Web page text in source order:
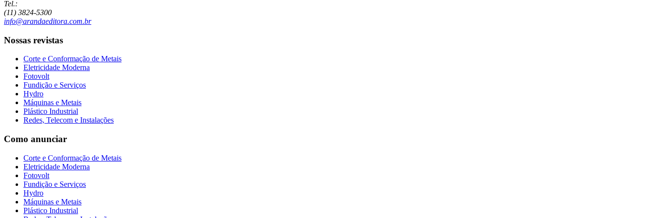
Tel.:
(11) 3824-5300
info@arandaeditora.com.br
Nossas revistas
Corte e Conformação de Metais
Eletricidade Moderna
Fotovolt
Fundição e Serviços
Hydro
Máquinas e Metais
Plástico Industrial
Redes, Telecom e Instalações
Como anunciar
Corte e Conformação de Metais
Eletricidade Moderna
Fotovolt
Fundição e Serviços
Hydro
Máquinas e Metais
Plástico Industrial